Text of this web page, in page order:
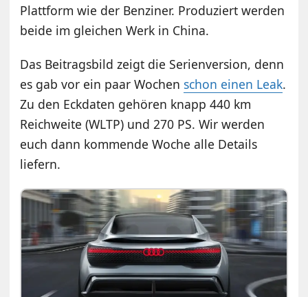
Plattform wie der Benziner. Produziert werden
beide im gleichen Werk in China.
Das Beitragsbild zeigt die Serienversion, denn
es gab vor ein paar Wochen schon einen Leak.
Zu den Eckdaten gehören knapp 440 km
Reichweite (WLTP) und 270 PS. Wir werden
euch dann kommende Woche alle Details
liefern.